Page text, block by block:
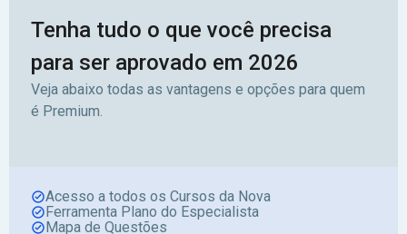
Tenha tudo o que você precisa
para ser aprovado em 2026
Veja abaixo todas as vantagens e opções para quem
é Premium.
Acesso a todos os Cursos da Nova
Ferramenta Plano do Especialista
Mapa de Questões